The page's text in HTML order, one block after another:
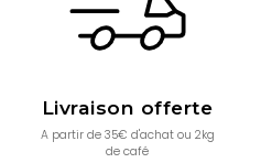
Livraison offerte
A partir de 35€ d'achat ou 2kg
de café